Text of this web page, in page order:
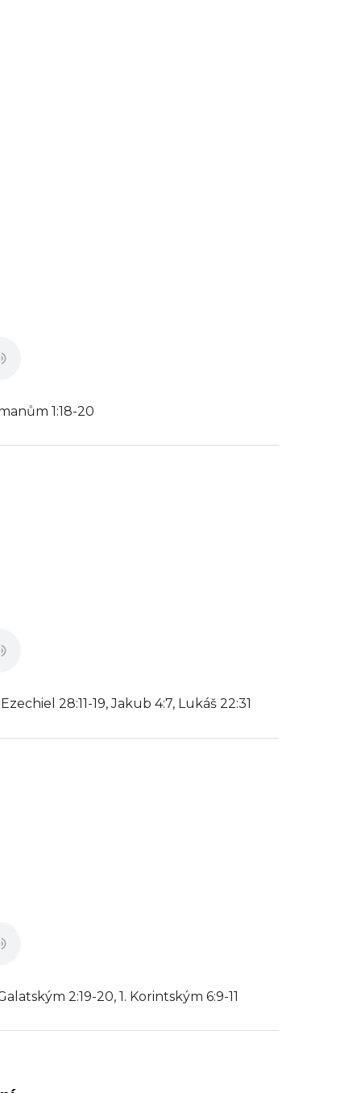
1:18-20
28:11-19, Jakub 4:7, Lukáš 22:31
2:19-20, 1. Korintským 6:9-11